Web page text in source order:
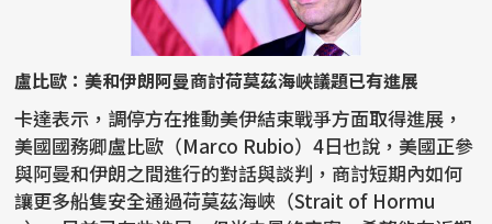
盧比歐：美和伊朗阿曼商討荷莫茲海峽議題已有進展
卡達表示，調停方在推動美伊結束戰爭方面取得進展，
美國國務卿盧比歐（Marco Rubio）4日也說，美國正參
與阿曼和伊朗之間進行的對話與談判，商討短期內如何
讓更多船隻安全通過荷莫茲海峽（Strait of Hormu